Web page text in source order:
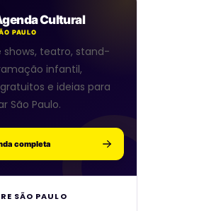
Cultural
PAULO
shows, teatro, stand-
infantil,
e ideias para
São Paulo.
completa
SÃO PAULO